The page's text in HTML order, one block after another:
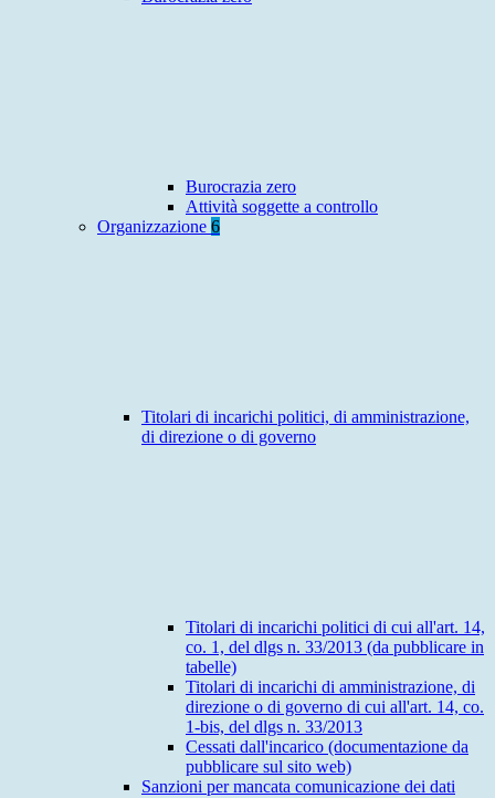
Burocrazia zero
Attività soggette a controllo
Organizzazione 6
Titolari di incarichi politici, di amministrazione,
di direzione o di governo
Titolari di incarichi politici di cui all'art. 14,
co. 1, del dlgs n. 33/2013 (da pubblicare in
tabelle)
Titolari di incarichi di amministrazione, di
direzione o di governo di cui all'art. 14, co.
1-bis, del dlgs n. 33/2013
Cessati dall'incarico (documentazione da
pubblicare sul sito web)
Sanzioni per mancata comunicazione dei dati